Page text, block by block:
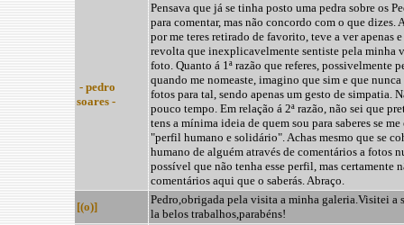
- pedro
soares -
Pensava que já se tinha posto uma pedra sobre os
para comentar, mas não concordo com o que dizes.
por me teres retirado de favorito, teve a ver apenas
revolta que inexplicavelmente sentiste pela minha
foto. Quanto á 1ª razão que referes, possivelmente
quando me nomeaste, imagino que sim e que nunca
fotos para tal, sendo apenas um gesto de simpatia.
pouco tempo. Em relação á 2ª razão, não sei que
tens a mínima ideia de quem sou para saberes se
"perfil humano e solidário". Achas mesmo que se
humano de alguém através de comentários a fotos
possível que não tenha esse perfil, mas certamente
comentários aqui que o saberás. Abraço.
[(o)]
Pedro,obrigada pela visita a minha galeria.Visitei a
la belos trabalhos,parabéns!